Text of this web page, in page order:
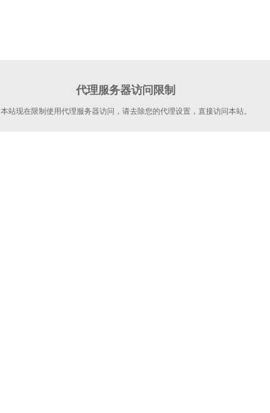
代理服务器访问限制
本站现在限制使用代理服务器访问，请去除您的代理设置，直接访问本站。